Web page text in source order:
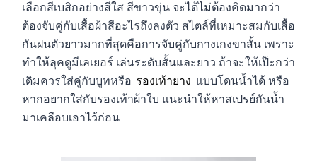
เลือกสีเบสิกอย่างสีใส สีขาวขุ่น จะได้ไม่ต้องคิดมากว่า
ต้องจับคู่กับเสื้อผ้าสีอะไรถึงลงตัว สไตล์ที่เหมาะสมกับเสื้อ
กันฝนตัวยาวมากที่สุดคือการจับคู่กับกางเกงขาสั้น เพราะ
ทำให้ลุคดูมีเลเยอร์ เล่นระดับสั้นและยาว ถ้าจะให้เป๊ะกว่า
เดิมควรใส่คู่กับบูทหรือ รองเท้ายาง แบบโดนน้ำได้ หรือ
หากอยากใส่กับรองเท้าผ้าใบ แนะนำให้หาสเปรย์กันน้ำ
มาเคลือบเอาไว้ก่อน